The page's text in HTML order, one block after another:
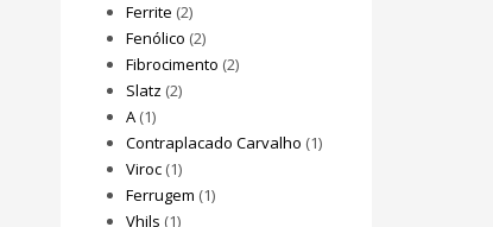
Ferrite (2)
Fenólico (2)
Fibrocimento (2)
Slatz (2)
A(1)
Contraplacado Carvalho (1)
Viroc(1)
Ferrugem (1)
Vhils (1)